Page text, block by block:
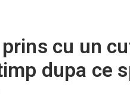
r
a
i
l
cu un
dupa ce